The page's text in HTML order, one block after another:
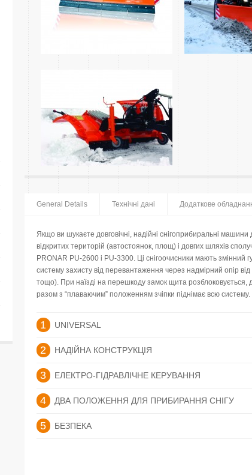
General Details Технічні дані Додаткове
Якщо ви шукаєте довговічні, надійні снігоприбиральні
відкритих територій (автостоянок, площ) і довгих шляхів
PRONAR PU-2600 і PU-3300. Ці снігоочисники мають змінний
систему захисту від перевантаження через надмірний опір
тощо). При наїзді на перешкоду замок щита
разом з “плаваючим” положенням зчіпки піднімає всю систему.
1 UNIVERSAL
2 НАДІЙНА КОНСТРУКЦІЯ
3 ЕЛЕКТРО-ГІДРАВЛІЧНЕ КЕРУВАННЯ
4 ДВА ПОЛОЖЕННЯ ДЛЯ ПРИБИРАННЯ СНІГУ
5 БЕЗПЕКА